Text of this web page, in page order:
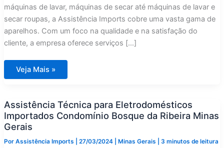
máquinas de lavar, máquinas de secar até máquinas de lavar e
secar roupas, a Assistência Imports cobre uma vasta gama de
aparelhos. Com um foco na qualidade e na satisfação do
cliente, a empresa oferece serviços […]
Assistência
Técnica
Condomínio
Alphaville
Minas
Gerais
Veja Mais »
Assistência Técnica para Eletrodomésticos
Importados Condomínio Bosque da Ribeira Minas
Gerais
Por Assistência Imports 27/03/2024 Minas Gerais 3 minutos de leitura